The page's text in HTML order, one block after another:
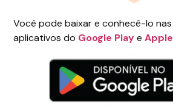
Você pode baixar e conhecê-lo
aplicativos do Google Playe